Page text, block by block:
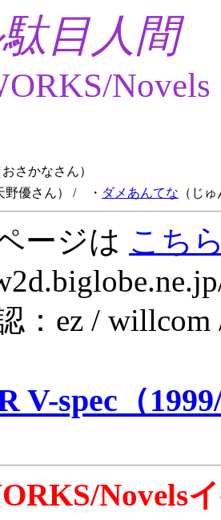
目人間
Novels
おさかなさん）
野優さん） / ・ ダメあんてな （じ
ージは こち
：ez /
V-spec（
Novels